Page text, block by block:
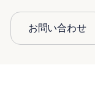
お問い合わせ